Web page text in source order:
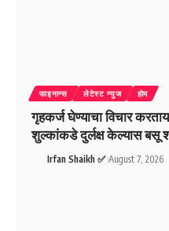
फाइनान्स लेटेस्ट न्युज होम
गृहकर्ज घेण्याचा विचार
शुल्कांकडे दुर्लक्ष केल्यास बसू
Irfan Shaikh ✅ August 7, 2026